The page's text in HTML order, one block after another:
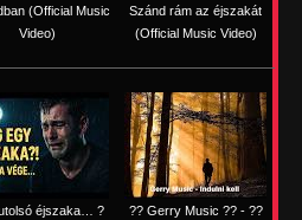
(Official Music
Video)
Szánd rám az éjszakát
(Official Music Video)
éjszaka… ?
?? Gerry Music ?? - ??